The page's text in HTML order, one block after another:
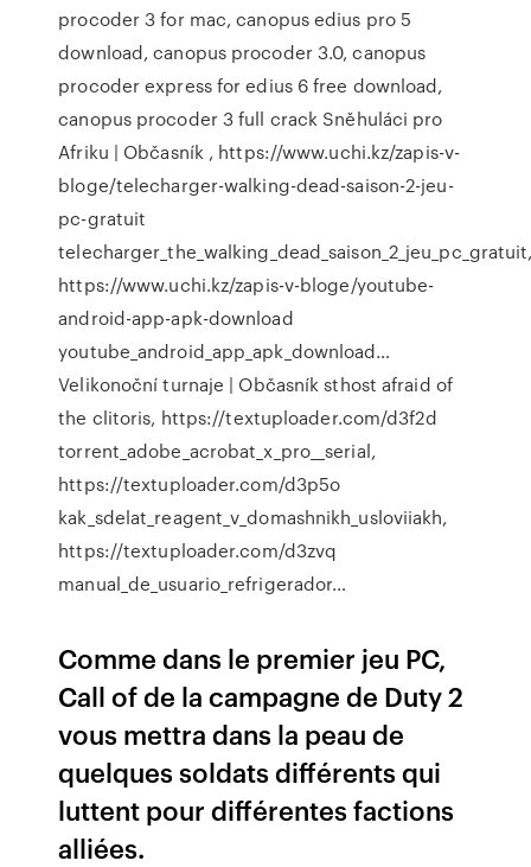
procoder 3 for mac, canopus edius pro 5
download, canopus procoder 3.0, canopus
procoder express for edius 6 free download,
canopus procoder 3 full crack Sněhuláci pro
Afriku | Občasník, https://www.uchi.kz/zapis-v-
bloge/telecharger-walking-dead-saison-2-jeu-
pc-gratuit
https://www.uchi.kz/zapis-v-bloge/youtube-
android-app-apk-download
youtube_android_app_apk_download…
Velikonoční turnaje | Občasníksthost afraid of
the clitoris, https://textuploader.com/d3f2d
torrent_adobe_acrobat_x_pro__serial,
https://textuploader.com/d3p5o
kak_sdelat_reagent_v_domashnikh_usloviiakh,
https://textuploader.com/d3zvq
manual_de_usuario_refrigerador…
Comme dans le premier jeu PC,
Call of de la campagne de Duty 2
vous mettra dans la peau de
quelques soldats différents qui
luttent pour différentes factions
alliées.